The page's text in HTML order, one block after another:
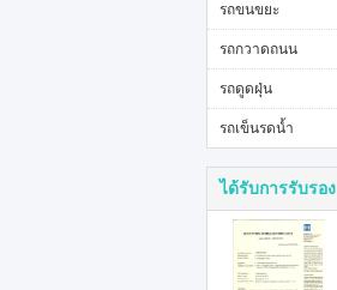
รถขนขยะ
รถกวาดถนน
รถดูดฝุ่น
รถเข็นรดน้ำ
ได้รับการรับรอง